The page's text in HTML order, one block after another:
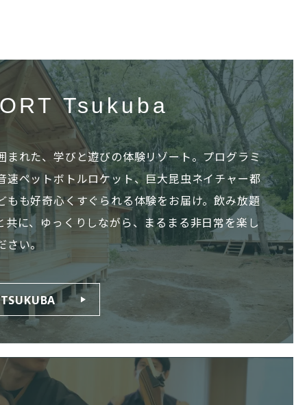
Tsukuba
まれた、学びと遊びの体験リゾート。プログラミ
速ペットボトルロケット、巨大昆虫ネイチャー都
もも好奇心くすぐられる体験をお届け。飲み放題
共に、ゆっくりしながら、まるまる非日常を楽し
い。